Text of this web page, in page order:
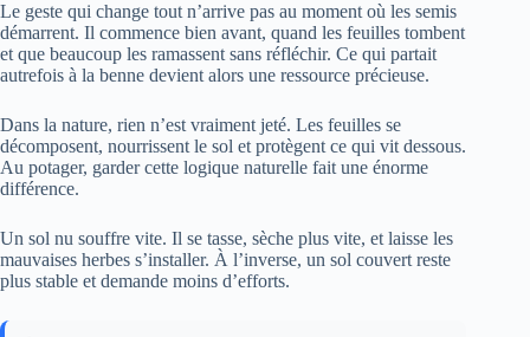
Le geste qui change tout n’arrive pas au moment où les semis
démarrent. Il commence bien avant, quand les feuilles tombent
et que beaucoup les ramassent sans réfléchir. Ce qui partait
autrefois à la benne devient alors une ressource précieuse.
Dans la nature, rien n’est vraiment jeté. Les feuilles se
décomposent, nourrissent le sol et protègent ce qui vit dessous.
Au potager, garder cette logique naturelle fait une énorme
différence.
Un sol nu souffre vite. Il se tasse, sèche plus vite, et laisse les
mauvaises herbes s’installer. À l’inverse, un sol couvert reste
plus stable et demande moins d’efforts.